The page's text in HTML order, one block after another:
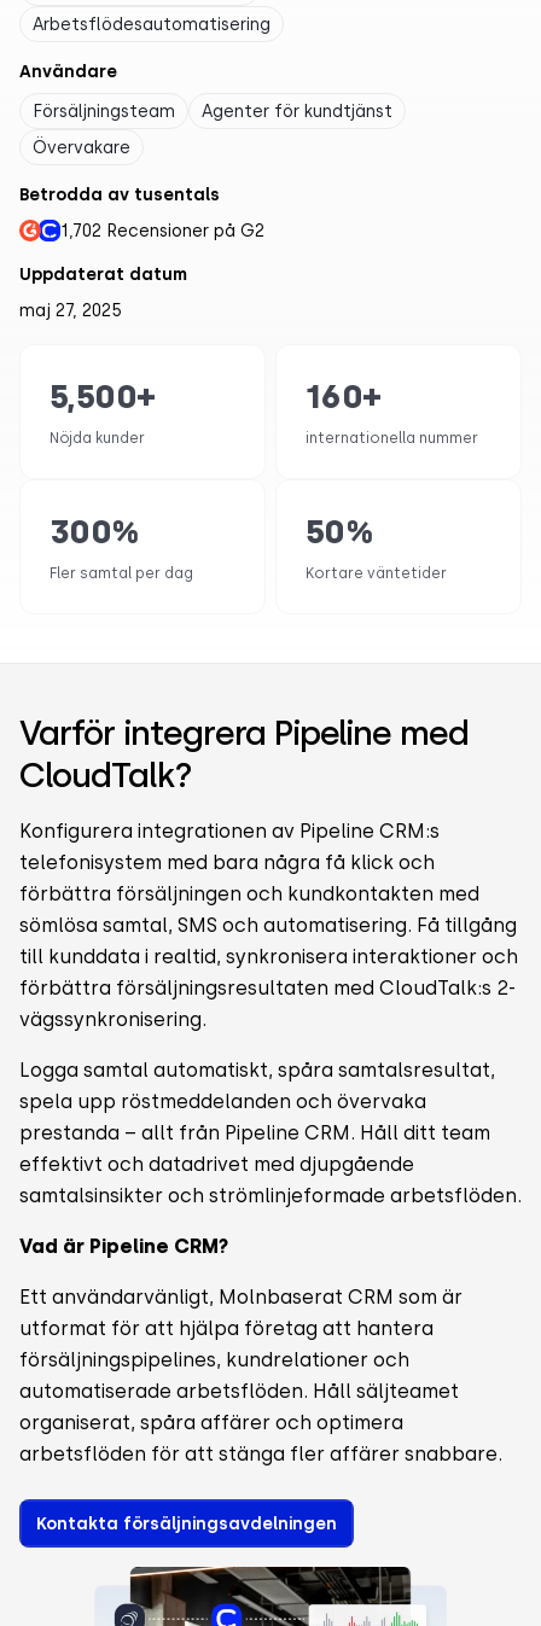
Arbetsflödesautomatisering
Användare
Försäljningsteam
Agenter för kundtjänst
Övervakare
Betrodda av tusentals
1,702 Recensioner på G2
Uppdaterat datum
maj 27, 2025
5,500+
Nöjda kunder
160+
internationella nummer
300%
Fler samtal per dag
50%
Kortare väntetider
Varför integrera Pipeline med
CloudTalk?
Konfigurera integrationen av Pipeline CRM:s
telefonisystem med bara några få klick och
förbättra försäljningen och kundkontakten med
sömlösa samtal, SMS och automatisering. Få tillgång
till kunddata i realtid, synkronisera interaktioner och
förbättra försäljningsresultaten med CloudTalk:s 2-
vägssynkronisering.
Logga samtal automatiskt, spåra samtalsresultat,
spela upp röstmeddelanden och övervaka
prestanda – allt från Pipeline CRM. Håll ditt team
effektivt och datadrivet med djupgående
samtalsinsikter och strömlinjeformade arbetsflöden.
Vad är Pipeline CRM?
Ett användarvänligt, Molnbaserat CRM som är
utformat för att hjälpa företag att hantera
försäljningspipelines, kundrelationer och
automatiserade arbetsflöden. Håll säljteamet
organiserat, spåra affärer och optimera
arbetsflöden för att stänga fler affärer snabbare.
Kontakta försäljningsavdelningen